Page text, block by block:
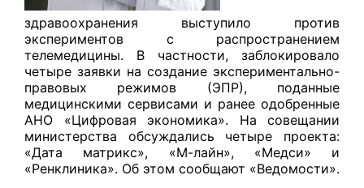
здравоохранения выступило против
экспериментов с распространением
телемедицины. В частности, заблокировало
четыре заявки на создание экспериментально-
правовых режимов (ЭПР), поданные
медицинскими сервисами и ранее одобренные
АНО «Цифровая экономика». На совещании
министерства обсуждались четыре проекта:
«Дата матрикс», «М-лайн», «Медси» и
«Ренклиника». Об этом сообщают «Ведомости».